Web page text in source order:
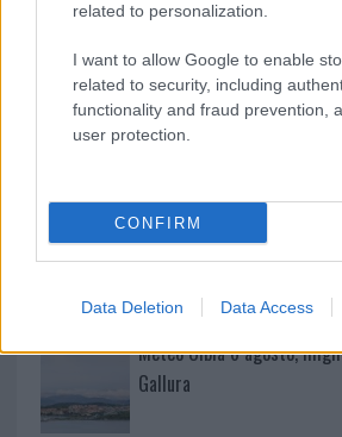
related to personalization.
I want to allow Google to enable
related to security, including
functionality and fraud prevention,
user protection.
CONFIRM
Data Deletion Data Access
La Maddalena, festa per i
center di Tegge
Esce di strada con l’auto
Turiste si perdono a
Meteo Olbia 6 agosto,
Gallura